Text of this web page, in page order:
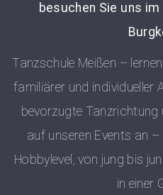
besuchen Sie uns
Tanzschule Meißen –
familiärer und individueller
bevorzugte Tanzrichtung
auf unseren Events an
Hobbylevel, von jung bis
in einer